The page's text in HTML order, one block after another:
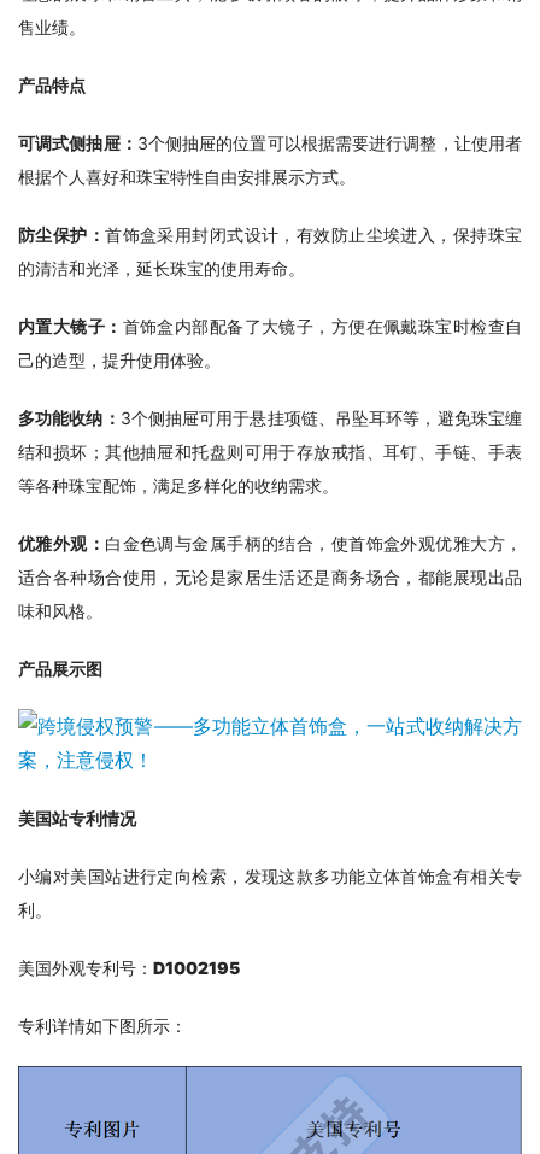
售业绩。
产品特点
可调式侧抽屉： 3个侧抽屉的位置可以根据需要进行调整，让使用者
根据个人喜好和珠宝特性自由安排展示方式。
防尘保护：首饰盒采用封闭式设计，有效防止尘埃进入，保持珠宝
的清洁和光泽，延长珠宝的使用寿命。
内置大镜子： 首饰盒内部配备了大镜子，方便在佩戴珠宝时检查自
己的造型，提升使用体验。
多功能收纳： 3个侧抽屉可用于悬挂项链、吊坠耳环等，避免珠宝缠
结和损坏；其他抽屉和托盘则可用于存放戒指、耳钉、手链、手表
等各种珠宝配饰，满足多样化的收纳需求。
优雅外观： 白金色调与金属手柄的结合，使首饰盒外观优雅大方，
适合各种场合使用，无论是家居生活还是商务场合，都能展现出品
味和风格。
产品展示图
美国站专利情况
小编对美国站进行定向检索，发现这款多功能立体首饰盒有相关专
利。
美国外观专利号： D1002195
专利详情如下图所示：